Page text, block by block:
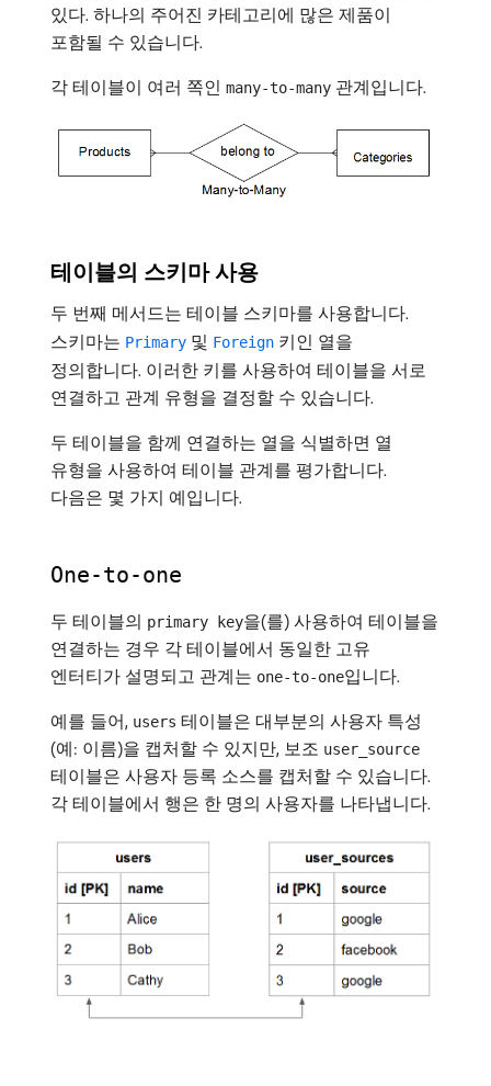
있다. 하나의 주어진 카테고리에 많은 제품이
포함될 수 있습니다.
각 테이블이 여러 쪽인 many-to-many 관계입니다.
테이블의 스키마 사용
두 번째 메서드는 테이블 스키마를 사용합니다.
스키마는 Primary 및 Foreign 키인 열을
정의합니다. 이러한 키를 사용하여 테이블을 서로
연결하고 관계 유형을 결정할 수 있습니다.
두 테이블을 함께 연결하는 열을 식별하면 열
유형을 사용하여 테이블 관계를 평가합니다.
다음은 몇 가지 예입니다.
One-to-one
두 테이블의 primary key을(를) 사용하여 테이블을
연결하는 경우 각 테이블에서 동일한 고유
엔터티가 설명되고 관계는 one-to-one입니다.
예를 들어, users 테이블은 대부분의 사용자 특성
(예: 이름)을 캡처할 수 있지만, 보조 user_source
테이블은 사용자 등록 소스를 캡처할 수 있습니다.
각 테이블에서 행은 한 명의 사용자를 나타냅니다.